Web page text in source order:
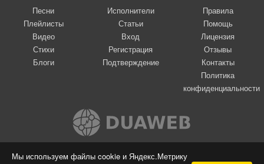
Мы используем файлы cookie и Яндекс.Метрику
Песни
Плейлисты
Видео
Стихи
Блоги
Исполнители
Статьи
Вход
Регистрация
Подтверждение
Правила
Помощь
Лицензия
Отзывы
Контакты
Политика
конфиденциальности
Вконтакте